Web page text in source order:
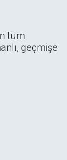
tüm
geçmişe